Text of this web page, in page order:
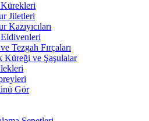
Kürekleri
Jiletleri
Kazıyıcıları
Eldivenleri
ve Tezgah Fırçaları
Küreği ve Şaşulalar
Gör